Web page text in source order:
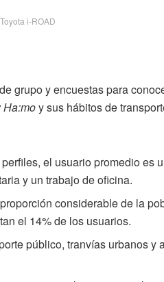
Toyota i-ROAD
grupo y encuestas para
Ha:moy sus hábitos de
el usuario promedio es
y un trabajo de oficina.
considerable de la
el 14% de los usuarios.
público, tranvías urbanos y